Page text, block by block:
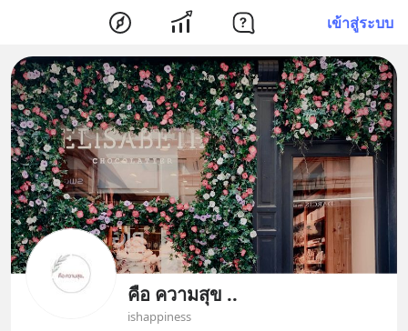
เข้าสู่ระบบ
คือ ความสุข ..
ishappiness